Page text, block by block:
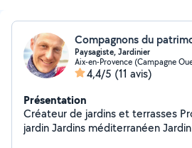
Compagnons du
Paysagiste, Jardinier
Aix-en-Provence (Campagne
4,4/5 (11 avis)
Présentation
Créateur de jardins et terrasses
jardin Jardins méditerranéen